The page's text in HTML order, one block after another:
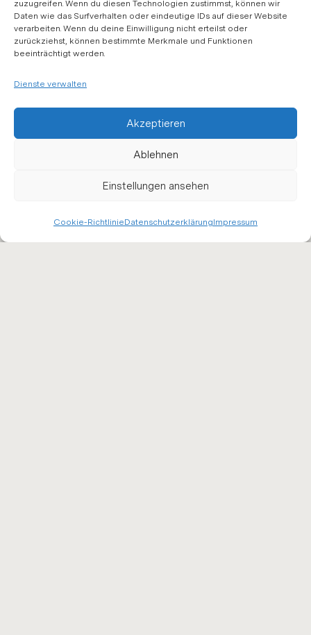
zuzugreifen. Wenn du diesen Technologien zustimmst, können wir
Daten wie das Surfverhalten oder eindeutige IDs auf dieser Website
verarbeiten. Wenn du deine Einwilligung nicht erteilst oder
zurückziehst, können bestimmte Merkmale und Funktionen
beeinträchtigt werden.
Dienste verwalten
Akzeptieren
Ablehnen
Einstellungen ansehen
Cookie-RichtlinieDatenschutzerklärungImpressum
WIR EMP­FEH­
LEN